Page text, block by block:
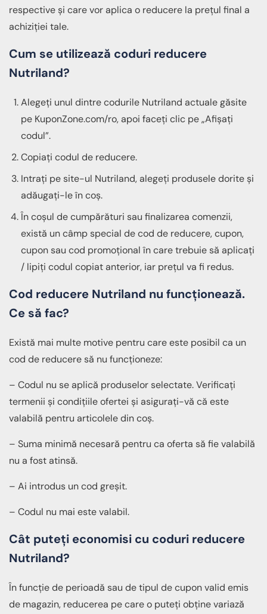
respective și care vor aplica o reducere la prețul final a
achiziției tale.
Cum se utilizează coduri reducere
Nutriland?
Alegeți unul dintre codurile Nutriland actuale găsite
pe KuponZone.com/ro, apoi faceți clic pe „Afișați
codul”.
Copiați codul de reducere.
Intrați pe site-ul Nutriland, alegeți produsele dorite și
adăugați-le în coș.
În coșul de cumpărături sau finalizarea comenzii,
există un câmp special de cod de reducere, cupon,
cupon sau cod promoțional în care trebuie să aplicați
/ lipiți codul copiat anterior, iar prețul va fi redus.
Cod reducere Nutriland nu funcționează.
Ce să fac?
Există mai multe motive pentru care este posibil ca un
cod de reducere să nu funcționeze:
– Codul nu se aplică produselor selectate. Verificați
termenii și condițiile ofertei și asigurați-vă că este
valabilă pentru articolele din coș.
– Suma minimă necesară pentru ca oferta să fie valabilă
nu a fost atinsă.
– Ai introdus un cod greșit.
– Codul nu mai este valabil.
Cât puteți economisi cu coduri reducere
Nutriland?
În funcție de perioadă sau de tipul de cupon valid emis
de magazin, reducerea pe care o puteți obține variază